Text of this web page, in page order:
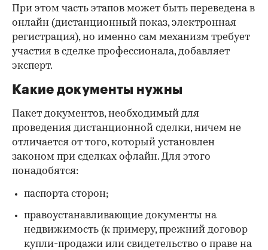
При этом часть этапов может быть переведена в
онлайн (дистанционный показ, электронная
регистрация), но именно сам механизм требует
участия в сделке профессионала, добавляет
эксперт.
Какие документы нужны
Пакет документов, необходимый для
проведения дистанционной сделки, ничем не
отличается от того, который установлен
законом при сделках офлайн. Для этого
понадобятся:
паспорта сторон;
правоустанавливающие документы на
недвижимость (к примеру, прежний договор
купли-продажи или свидетельство о праве на